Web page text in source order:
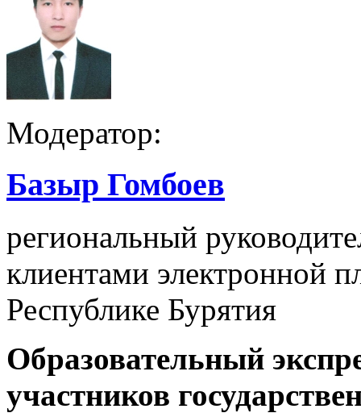
Модератор:
Базыр Гомбоев
региональный
клиентами электронной
Республике Бурятия
Образовательный
участников